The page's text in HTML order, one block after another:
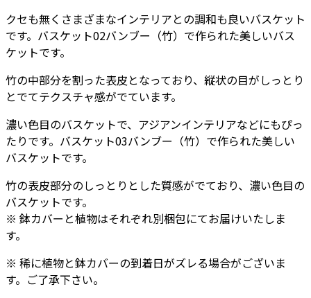
クセも無くさまざまなインテリアとの調和も良いバスケット
です。バスケット02バンブー（竹）で作られた美しいバス
ケットです。
竹の中部分を割った表皮となっており、縦状の目がしっとり
とでてテクスチャ感がでています。
濃い色目のバスケットで、アジアンインテリアなどにもぴっ
たりです。バスケット03バンブー（竹）で作られた美しい
バスケットです。
竹の表皮部分のしっとりとした質感がでており、濃い色目の
バスケットです。
※ 鉢カバーと植物はそれぞれ別梱包にてお届けいたしま
す。
※ 稀に植物と鉢カバーの到着日がズレる場合がございま
す。ご了承下さい。